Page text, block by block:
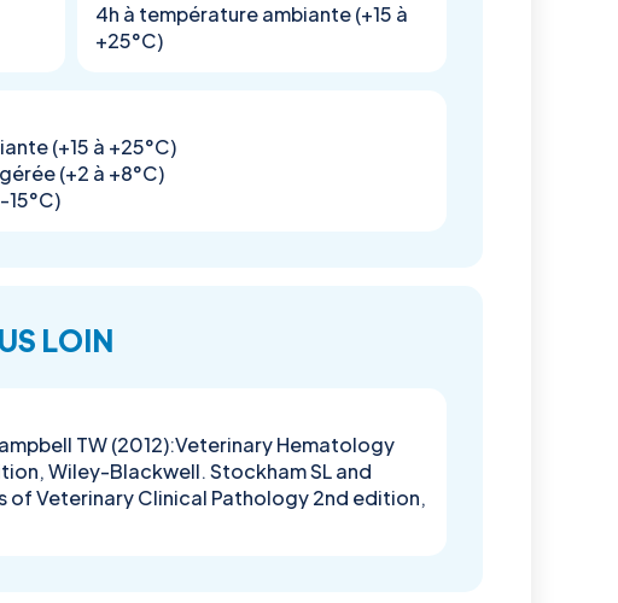
4h à température ambiante (+15 à
+25°C)
(+15 à +25°C)
(+2 à +8°C)
LOIN
TW (2012):Veterinary Hematology
Wiley-Blackwell. Stockham SL and
of Veterinary Clinical Pathology 2nd edition,